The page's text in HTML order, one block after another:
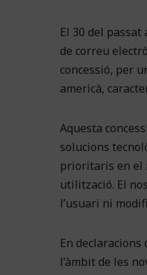
El 30 del
de correu
concessió, per
americà,
Aquesta
solucions
prioritaris en el
utilització. El
l’usuari ni
En
l’àmbit de les